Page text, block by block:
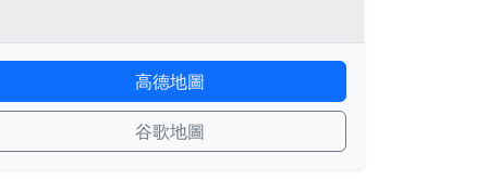
高德地圖
谷歌地圖